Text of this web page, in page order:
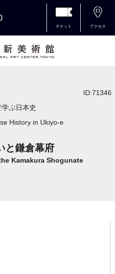
チケット アクセス
ID:71346
ぶ日本史
History in Ukiyo-e
と鎌倉幕府
Kamakura Shogunate